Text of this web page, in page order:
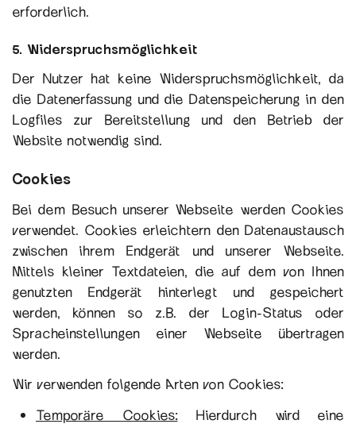
erforderlich.
5. Widerspruchsmöglichkeit
Der Nutzer hat keine Widerspruchsmöglichkeit, da
die Datenerfassung und die Datenspeicherung in den
Logfiles zur Bereitstellung und den Betrieb der
Website notwendig sind.
Cookies
Bei dem Besuch unserer Webseite werden Cookies
verwendet. Cookies erleichtern den Datenaustausch
zwischen ihrem Endgerät und unserer Webseite.
Mittels kleiner Textdateien, die auf dem von Ihnen
genutzten Endgerät hinterlegt und gespeichert
werden, können so z.B. der Login-Status oder
Spracheinstellungen einer Webseite übertragen
werden.
Wir verwenden folgende Arten von Cookies:
Temporäre Cookies:Hierdurch wird eine